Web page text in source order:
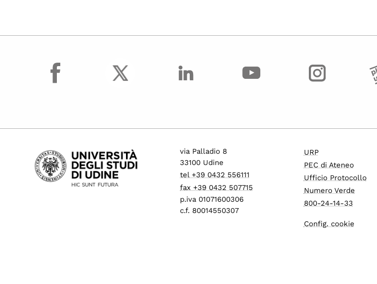
facebook
via Palladio 8
33100 Udine
tel +39 0432 556111
fax +39 0432 507715
p.iva 01071600306
c.f. 80014550307
URP
PEC di Ateneo
Ufficio Protocollo
Numero Verde
800-24-14-33
Config. cookie